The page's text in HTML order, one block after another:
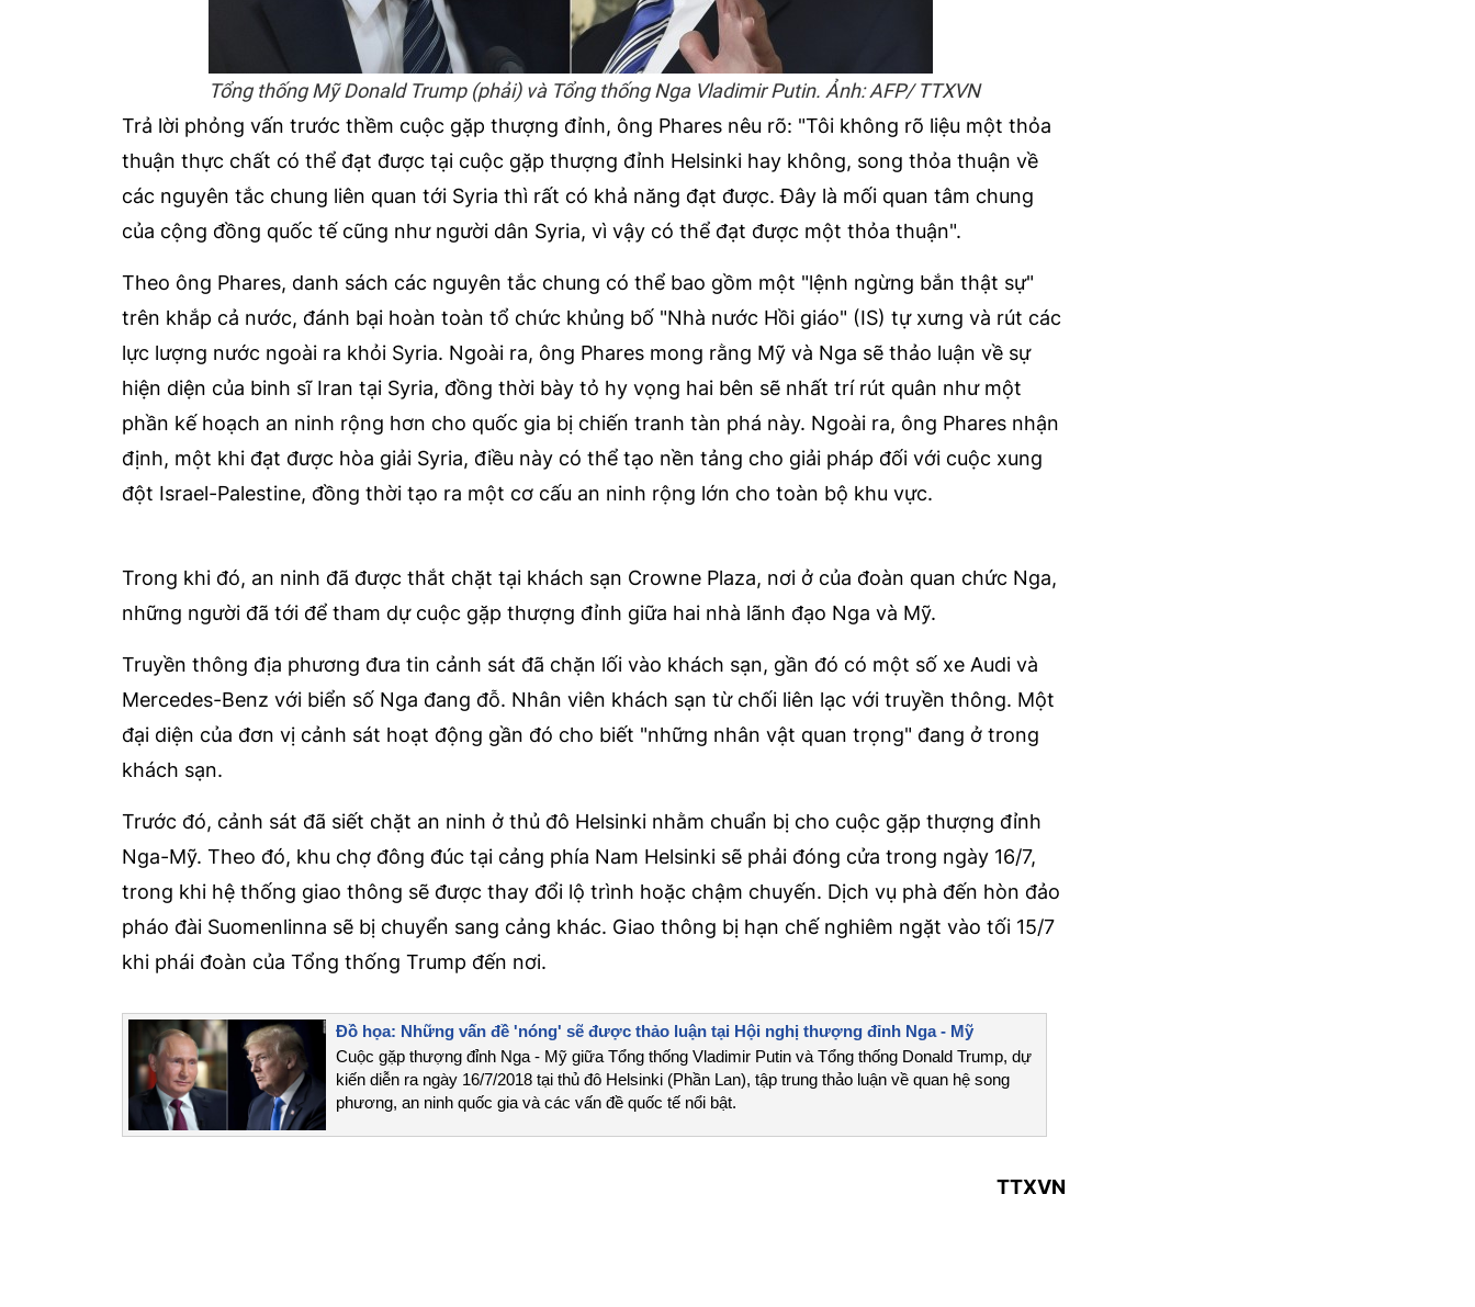
Tổng thống Mỹ Donald Trump (phải) và Tổng thống Nga Vladimir Putin. Ảnh: AFP/ TTXVN
Trả lời phỏng vấn trước thềm cuộc gặp thượng đỉnh, ông Phares nêu rõ: "Tôi không rõ liệu một thỏa
thuận thực chất có thể đạt được tại cuộc gặp thượng đỉnh Helsinki hay không, song thỏa thuận về
các nguyên tắc chung liên quan tới Syria thì rất có khả năng đạt được. Đây là mối quan tâm chung
của cộng đồng quốc tế cũng như người dân Syria, vì vậy có thể đạt được một thỏa thuận".
Theo ông Phares, danh sách các nguyên tắc chung có thể bao gồm một "lệnh ngừng bắn thật sự"
trên khắp cả nước, đánh bại hoàn toàn tổ chức khủng bố "Nhà nước Hồi giáo" (IS) tự xưng và rút các
lực lượng nước ngoài ra khỏi Syria. Ngoài ra, ông Phares mong rằng Mỹ và Nga sẽ thảo luận về sự
hiện diện của binh sĩ Iran tại Syria, đồng thời bày tỏ hy vọng hai bên sẽ nhất trí rút quân như một
phần kế hoạch an ninh rộng hơn cho quốc gia bị chiến tranh tàn phá này. Ngoài ra, ông Phares nhận
định, một khi đạt được hòa giải Syria, điều này có thể tạo nền tảng cho giải pháp đối với cuộc xung
đột Israel-Palestine, đồng thời tạo ra một cơ cấu an ninh rộng lớn cho toàn bộ khu vực.
Trong khi đó, an ninh đã được thắt chặt tại khách sạn Crowne Plaza, nơi ở của đoàn quan chức Nga,
những người đã tới để tham dự cuộc gặp thượng đỉnh giữa hai nhà lãnh đạo Nga và Mỹ.
Truyền thông địa phương đưa tin cảnh sát đã chặn lối vào khách sạn, gần đó có một số xe Audi và
Mercedes-Benz với biển số Nga đang đỗ. Nhân viên khách sạn từ chối liên lạc với truyền thông. Một
đại diện của đơn vị cảnh sát hoạt động gần đó cho biết "những nhân vật quan trọng" đang ở trong
khách sạn.
Trước đó, cảnh sát đã siết chặt an ninh ở thủ đô Helsinki nhằm chuẩn bị cho cuộc gặp thượng đỉnh
Nga-Mỹ. Theo đó, khu chợ đông đúc tại cảng phía Nam Helsinki sẽ phải đóng cửa trong ngày 16/7,
trong khi hệ thống giao thông sẽ được thay đổi lộ trình hoặc chậm chuyến. Dịch vụ phà đến hòn đảo
pháo đài Suomenlinna sẽ bị chuyển sang cảng khác. Giao thông bị hạn chế nghiêm ngặt vào tối 15/7
khi phái đoàn của Tổng thống Trump đến nơi.
Đồ họa: Những vấn đề 'nóng' sẽ được thảo luận tại Hội nghị thượng đỉnh Nga - Mỹ
Cuộc gặp thượng đỉnh Nga - Mỹ giữa Tổng thống Vladimir Putin và Tổng thống Donald Trump, dự
kiến diễn ra ngày 16/7/2018 tại thủ đô Helsinki (Phần Lan), tập trung thảo luận về quan hệ song
phương, an ninh quốc gia và các vấn đề quốc tế nổi bật.
TTXVN